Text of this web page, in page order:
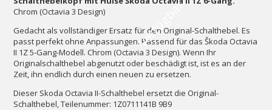
r
Chrom (Octavia 3 Design)
Gedacht als vollständiger Ersatz für den Original-Schalthebel. Es
passt perfekt ohne Anpassungen. Passend für das Škoda Octavia
II 1Z 5-Gang-Modell. Chrom (Octavia 3 Design). Wenn Ihr
Originalschalthebel abgenutzt oder beschädigt ist, ist es an der
Zeit, ihn endlich durch einen neuen zu ersetzen.
Dieser Skoda Octavia II-Schalthebel ersetzt die Original-
Schalthebel, Teilenummer: 1Z0711141B 9B9